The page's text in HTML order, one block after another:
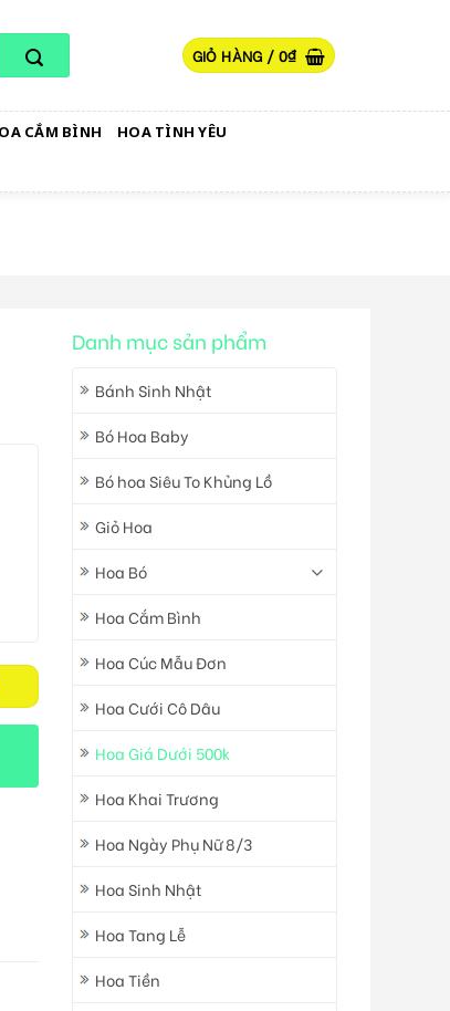
GIỎ HÀNG / 0₫
CẮM BÌNH
HOA TÌNH YÊU
Danh mục sản phẩm
Bánh Sinh Nhật
Bó Hoa Baby
Bó hoa Siêu To Khủng Lồ
Giỏ Hoa
Hoa Bó
Hoa Cắm Bình
Hoa Cúc Mẫu Đơn
Hoa Cưới Cô Dâu
Hoa Giá Dưới 500k
Hoa Khai Trương
Hoa Ngày Phụ Nữ 8/3
Hoa Sinh Nhật
Hoa Tang Lễ
Hoa Tiền